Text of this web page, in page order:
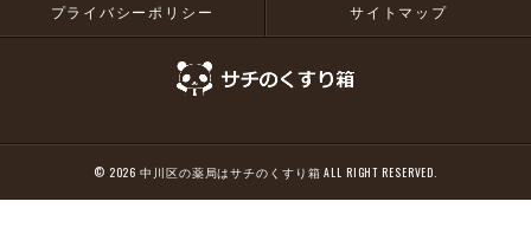
プライバシーポリシー サイトマップ
© 2026 中川区の薬局はサチのくすり箱 ALL RIGHT RESERVED.